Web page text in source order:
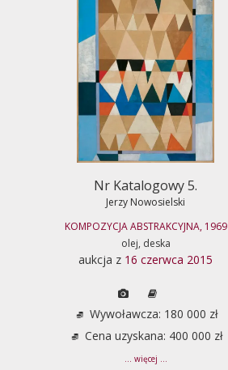
Nr Katalogowy 5.
Jerzy Nowosielski
KOMPOZYCJA ABSTRAKCYJNA, 1969
olej, deska
aukcja z 16 czerwca 2015
Wywoławcza: 180 000 zł
Cena uzyskana: 400 000 zł
... więcej ...